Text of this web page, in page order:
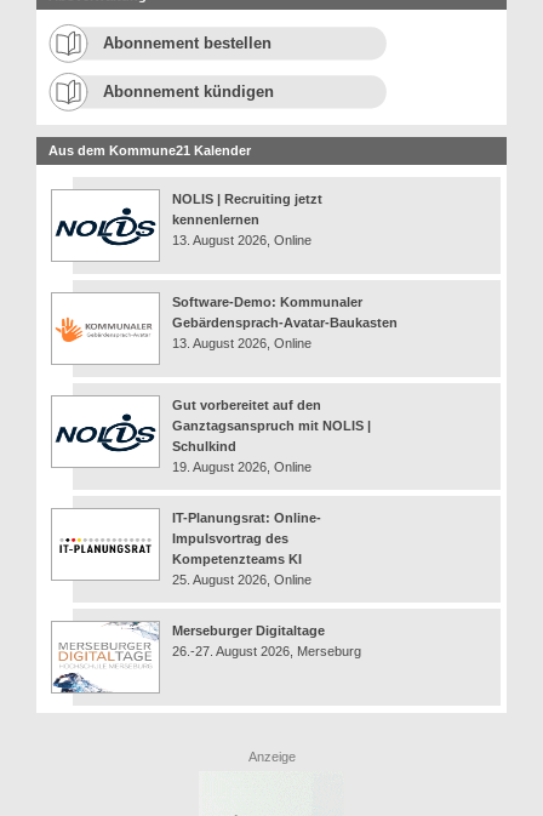
Abonnement bestellen
Abonnement kündigen
Aus dem Kommune21 Kalender
NOLIS | Recruiting jetzt
kennenlernen
13. August 2026, Online
Software-Demo: Kommunaler
Gebärdensprach-Avatar-Baukasten
13. August 2026, Online
Gut vorbereitet auf den
Ganztagsanspruch mit NOLIS |
Schulkind
19. August 2026, Online
IT-Planungsrat: Online-
Impulsvortrag des
Kompetenzteams KI
25. August 2026, Online
Merseburger Digitaltage
26.-27. August 2026, Merseburg
Anzeige